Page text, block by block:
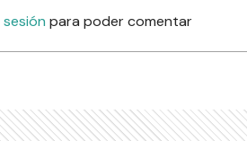
para poder comentar